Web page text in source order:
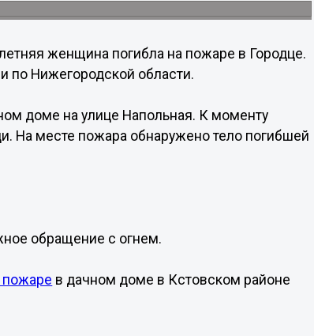
женщина погибла на пожаре в Городце.
по Нижегородской области.
доме на улице Напольная. К моменту
На месте пожара обнаружено тело погибшей
обращение с огнем.
пожаре в дачном доме в Кстовском районе